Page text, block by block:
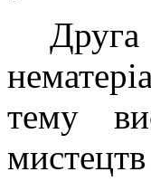
Друга
тему